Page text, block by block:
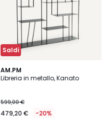
Saldi
AM.PM
Libreria in metallo, Kanato
599,00 €
479,20 € -20%
4,5
/ 5